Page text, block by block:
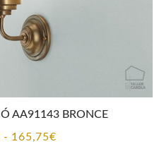
AA91143 BRONCE
- 165,75€Rango